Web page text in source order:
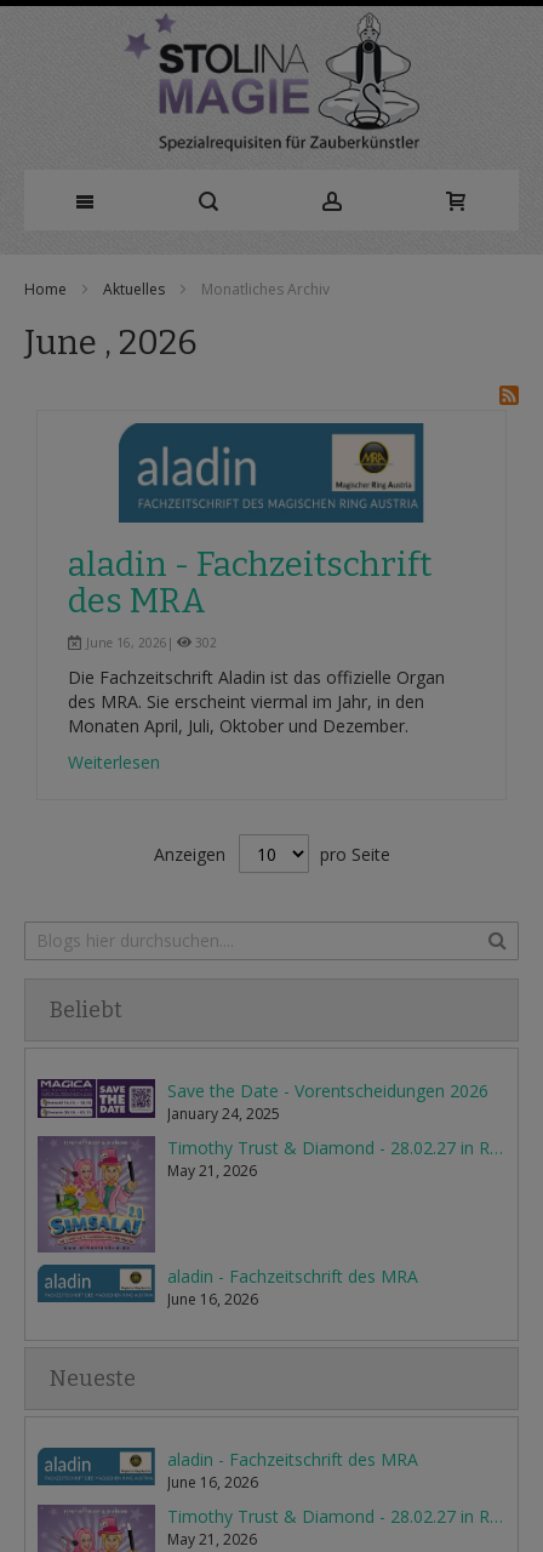
zum
Inhalt
Home Aktuelles Monatliches Archiv
June , 2026
aladin - Fachzeitschrift
des MRA
June 16, 2026| 302
Die Fachzeitschrift Aladin ist das offizielle Organ
des MRA. Sie erscheint viermal im Jahr, in den
Monaten April, Juli, Oktober und Dezember.
Weiterlesen
Anzeigen pro Seite
Beliebt
Save the Date - Vorentscheidungen 2026
January 24, 2025
Timothy Trust & Diamond - 28.02.27 in Rietberg
May 21, 2026
aladin - Fachzeitschrift des MRA
June 16, 2026
Neueste
aladin - Fachzeitschrift des MRA
June 16, 2026
Timothy Trust & Diamond - 28.02.27 in Rietberg
May 21, 2026